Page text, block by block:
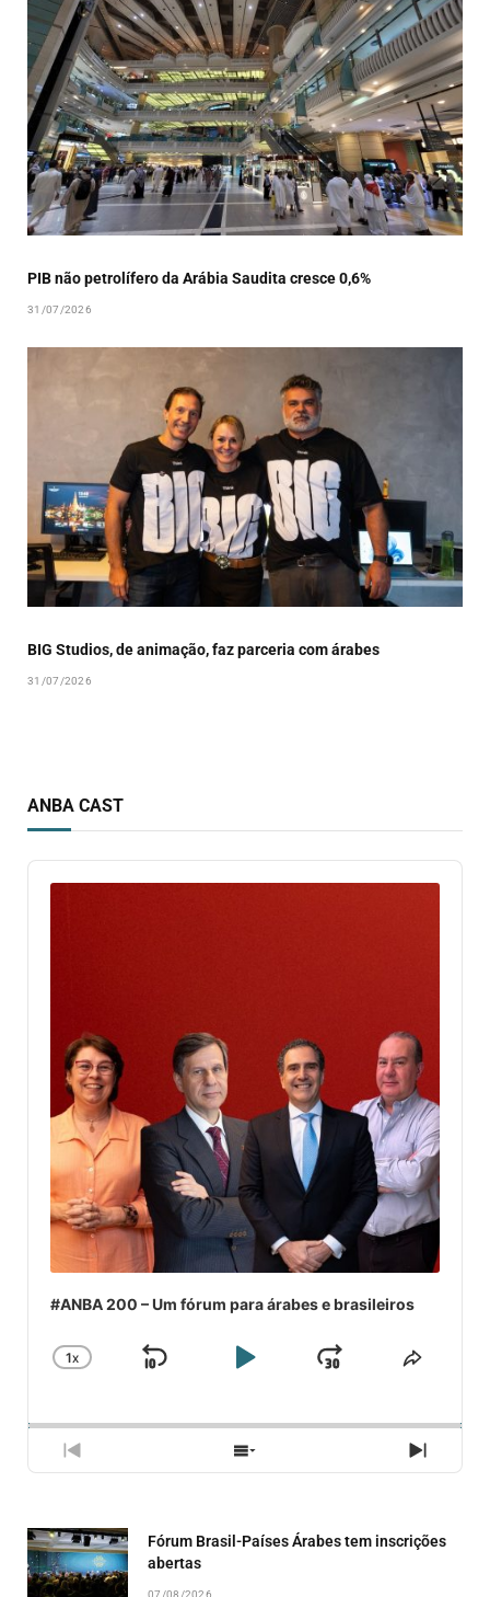
PIB não petrolífero da Arábia Saudita cresce 0,6%
31/07/2026
BIG Studios, de animação, faz parceria com árabes
31/07/2026
ANBA CAST
Audio
Player
#ANBA 200 – Um fórum para árabes e brasileiros
CHANGE
1X
SKIP
PLAYJUMP
PREVIOUS
EPISODE
SHOW
EPISODES
NEXT
Fórum Brasil-Países Árabes tem inscrições
abertas
07/08/2026